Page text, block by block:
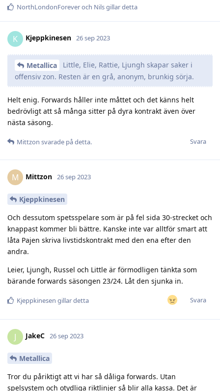
NorthLondonForeveroch Nilsgillar detta
K Kjeppkinesen 26 sep 2023
Metallica
Little, Elie, Rattie, Ljungh skapar saker i
offensiv zon. Resten är en grå, anonym, brunkig sörja.
Helt enig. Forwards håller inte måttet och det känns helt
bedrövligt att så många sitter på dyra kontrakt även över
nästa säsong.
Svara
Mittzon svarade på detta.
M Mittzon 26 sep 2023
Kjeppkinesen
Och dessutom spetsspelare som är på fel sida 30-strecket och
knappast kommer bli bättre. Kanske inte var alltför smart att
låta Pajen skriva livstidskontrakt med den ena efter den
andra.
Leier, Ljungh, Russel och Little är förmodligen tänkta som
bärande forwards säsongen 23/24. Låt den sjunka in.
Svara
Kjeppkinesen gillar detta
J JakeC 26 sep 2023
Metallica
Tror du påriktigt att vi har så dåliga forwards. Utan
spelsystem och otydliga riktlinjer så blir alla kassa. Det är